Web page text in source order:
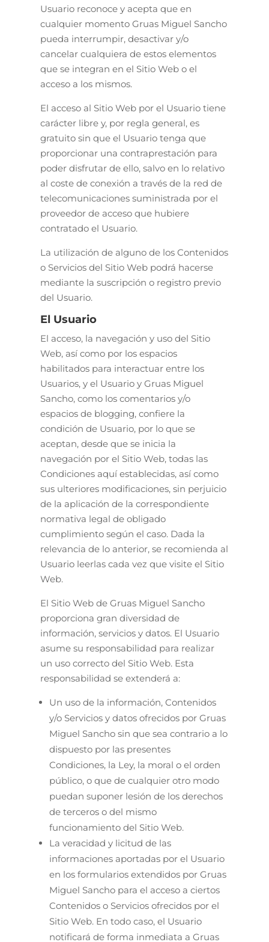
Usuario reconoce y acepta que en
cualquier momento Gruas Miguel Sancho
pueda interrumpir, desactivar y/o
cancelar cualquiera de estos elementos
que se integran en el Sitio Web o el
acceso a los mismos.
El acceso al Sitio Web por el Usuario tiene
carácter libre y, por regla general, es
gratuito sin que el Usuario tenga que
proporcionar una contraprestación para
poder disfrutar de ello, salvo en lo relativo
al coste de conexión a través de la red de
telecomunicaciones suministrada por el
proveedor de acceso que hubiere
contratado el Usuario.
La utilización de alguno de los Contenidos
o Servicios del Sitio Web podrá hacerse
mediante la suscripción o registro previo
del Usuario.
El Usuario
El acceso, la navegación y uso del Sitio
Web, así como por los espacios
habilitados para interactuar entre los
Usuarios, y el Usuario y Gruas Miguel
Sancho, como los comentarios y/o
espacios de blogging, confiere la
condición de Usuario, por lo que se
aceptan, desde que se inicia la
navegación por el Sitio Web, todas las
Condiciones aquí establecidas, así como
sus ulteriores modificaciones, sin perjuicio
de la aplicación de la correspondiente
normativa legal de obligado
cumplimiento según el caso. Dada la
relevancia de lo anterior, se recomienda al
Usuario leerlas cada vez que visite el Sitio
Web.
El Sitio Web de Gruas Miguel Sancho
proporciona gran diversidad de
información, servicios y datos. El Usuario
asume su responsabilidad para realizar
un uso correcto del Sitio Web. Esta
responsabilidad se extenderá a:
Un uso de la información, Contenidos
y/o Servicios y datos ofrecidos por Gruas
Miguel Sancho sin que sea contrario a lo
dispuesto por las presentes
Condiciones, la Ley, la moral o el orden
público, o que de cualquier otro modo
puedan suponer lesión de los derechos
de terceros o del mismo
funcionamiento del Sitio Web.
La veracidad y licitud de las
informaciones aportadas por el Usuario
en los formularios extendidos por Gruas
Miguel Sancho para el acceso a ciertos
Contenidos o Servicios ofrecidos por el
Sitio Web. En todo caso, el Usuario
notificará de forma inmediata a Gruas